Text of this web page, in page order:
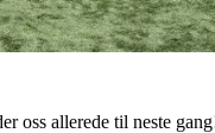
oss allerede til neste